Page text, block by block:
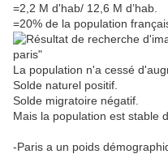
=2,2 M d'hab/ 12,6 M d’hab.
=20% de la population
La population n'a cessé
Solde naturel positif.
Solde migratoire négatif.
Mais la population est stable
-Paris a un poids